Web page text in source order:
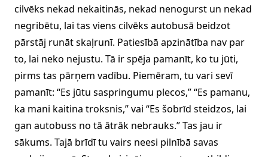
cilvēks nekad nekaitinās, nekad nenogurst un nekad
negribētu, lai tas viens cilvēks autobusā beidzot
pārstāj runāt skaļrunī. Patiesībā apzinātība nav par
to, lai neko nejustu. Tā ir spēja pamanīt, ko tu jūti,
pirms tas pārņem vadību. Piemēram, tu vari sevī
pamanīt: “Es jūtu saspringumu plecos,” “Es pamanu,
ka mani kaitina troksnis,” vai “Es šobrīd steidzos, lai
gan autobuss no tā ātrāk nebrauks.” Tas jau ir
sākums. Tajā brīdī tu vairs neesi pilnībā savas